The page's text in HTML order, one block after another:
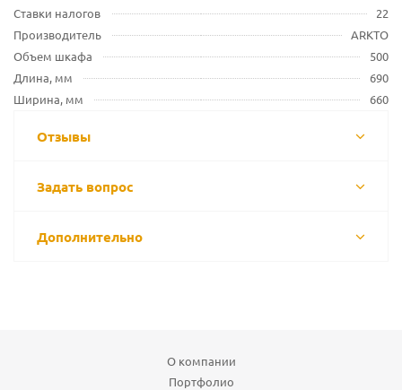
Ставки налогов
22
Производитель
ARKTO
Объем шкафа
500
Длина, мм
690
Ширина, мм
660
Отзывы
Задать вопрос
Дополнительно
О компании
Портфолио